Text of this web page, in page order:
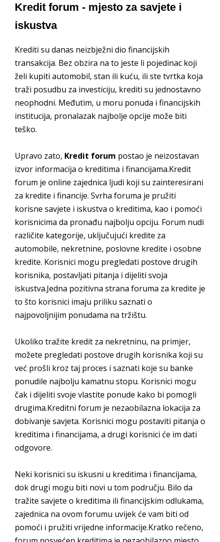
Kredit forum - mjesto za savjete i
iskustva
Krediti su danas neizbježni dio financijskih
transakcija. Bez obzira na to jeste li pojedinac koji
želi kupiti automobil, stan ili kuću, ili ste tvrtka koja
traži posudbu za investiciju, krediti su jednostavno
neophodni. Međutim, u moru ponuda i financijskih
institucija, pronalazak najbolje opcije može biti
teško.
Upravo zato, Kredit forum postao je neizostavan
izvor informacija o kreditima i financijama.Kredit
forum je online zajednica ljudi koji su zainteresirani
za kredite i financije. Svrha foruma je pružiti
korisne savjete i iskustva o kreditima, kao i pomoći
korisnicima da pronađu najbolju opciju. Forum nudi
različite kategorije, uključujući kredite za
automobile, nekretnine, poslovne kredite i osobne
kredite. Korisnici mogu pregledati postove drugih
korisnika, postavljati pitanja i dijeliti svoja
iskustva.Jedna pozitivna strana foruma za kredite je
to što korisnici imaju priliku saznati o
najpovoljnijim ponudama na tržištu.
Ukoliko tražite kredit za nekretninu, na primjer,
možete pregledati postove drugih korisnika koji su
već prošli kroz taj proces i saznati koje su banke
ponudile najbolju kamatnu stopu. Korisnici mogu
čak i dijeliti svoje vlastite ponude kako bi pomogli
drugima.Kreditni forum je nezaobilazna lokacija za
dobivanje savjeta. Korisnici mogu postaviti pitanja o
kreditima i financijama, a drugi korisnici će im dati
odgovore.
Neki korisnici su iskusni u kreditima i financijama,
dok drugi mogu biti novi u tom području. Bilo da
tražite savjete o kreditima ili financijskim odlukama,
zajednica na ovom forumu uvijek će vam biti od
pomoći i pružiti vrijedne informacije.Kratko rečeno,